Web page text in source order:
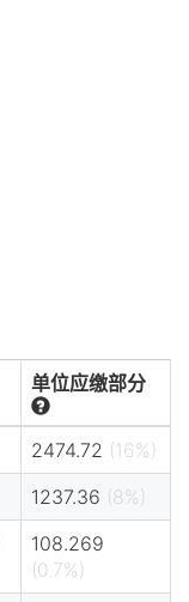
单位应缴部分
2474.72 (16%)
1237.36 (8%)
108.269
(0.7%)